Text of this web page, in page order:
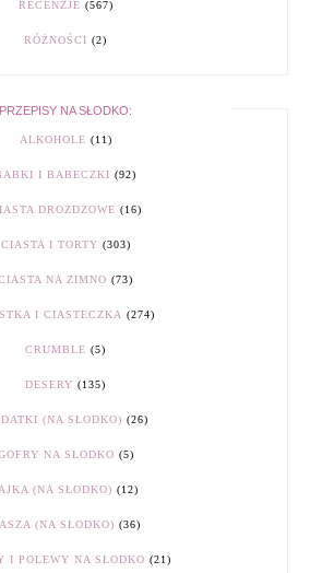
RECENZJE (567)
RÓŻNOŚCI (2)
PRZEPISY NA SŁODKO:
ALKOHOLE (11)
I BABECZKI (92)
DROŻDŻOWE (16)
CIASTA I TORTY (303)
NA ZIMNO (73)
I CIASTECZKA (274)
CRUMBLE (5)
DESERY (135)
(NA SŁODKO) (26)
NA SŁODKO (5)
(NA SŁODKO) (12)
(NA SŁODKO) (36)
I POLEWY NA SŁODKO (21)